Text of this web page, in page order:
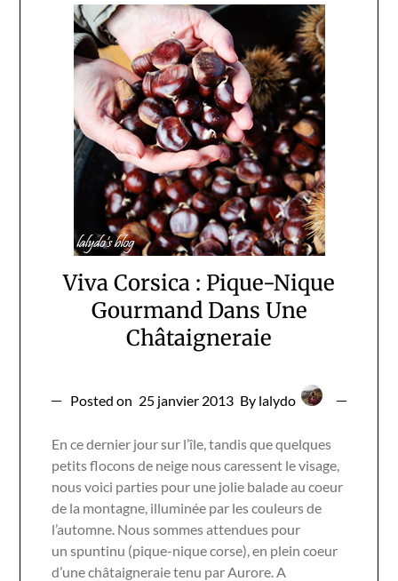
Viva Corsica : Pique-Nique
Gourmand Dans Une
Châtaigneraie
Posted on 25 janvier 2013 By lalydo
En ce dernier jour sur l’île, tandis que quelques
petits flocons de neige nous caressent le visage,
nous voici parties pour une jolie balade au coeur
de la montagne, illuminée par les couleurs de
l’automne. Nous sommes attendues pour
un spuntinu (pique-nique corse), en plein coeur
d’une châtaigneraie tenu par Aurore. A